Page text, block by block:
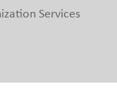
Services